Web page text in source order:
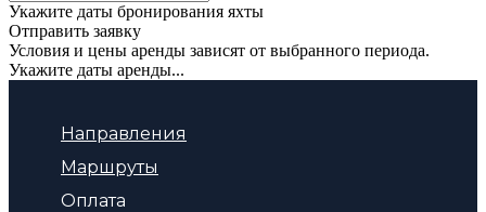
Укажите даты бронирования яхты
Отправить заявку
Условия и цены аренды зависят от выбранного периода.
Укажите даты аренды...
Направления
Маршруты
Оплата